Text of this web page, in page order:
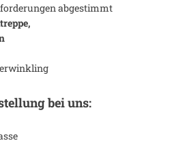
abgestimmt
bei uns: